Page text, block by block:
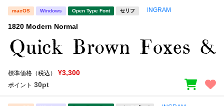
macOS Windows Open Type Font セリフ INGRAM
1820 Modern Normal
標準価格（税込） ¥3,300
ポイント 30pt